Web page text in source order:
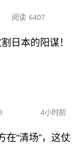
阅读 6407
日本的阳谋！
4小时前
在“清场”，这仗